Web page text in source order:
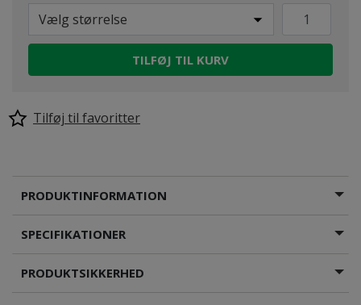
Vælg størrelse
TILFØJ TIL KURV
Tilføj til favoritter
PRODUKTINFORMATION
SPECIFIKATIONER
PRODUKTSIKKERHED